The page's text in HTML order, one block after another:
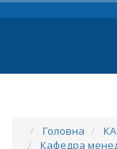
Головна
Кафедра